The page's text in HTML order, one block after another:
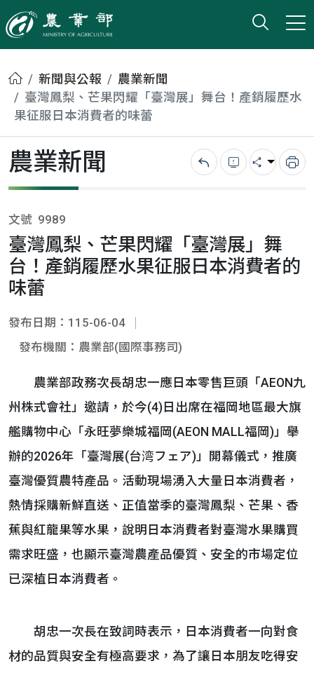
農業部
打開
小版
首頁新聞與公報
農業新聞
臺灣鳳梨、芒果閃耀「臺灣展」舞台！產銷履歷水
果征服日本消費者的味蕾
農業新聞 回上一頁錯誤回報
分享 列
文號 9989
臺灣鳳梨、芒果閃耀「臺灣展」舞
台！產銷履歷水果征服日本消費者的
味蕾
發布日期：115-06-04
發布機關：農業部(國際事務司)
農業部政務次長胡忠一應日本零售巨頭「AEON九
州株式會社」邀請，於今(4)日出席在福岡地區最大旗
艦購物中心「永旺夢樂城福岡(AEON MALL福岡)」舉
辦的2026年「臺灣展(台湾フェア)」開幕儀式，推廣
臺灣優質農特產品。活動現場湧入大量日本消費者，
熱情採購新鮮直送、正值當季的臺灣鳳梨、芒果、香
蕉與紅龍果等水果，說明日本消費者對臺灣水果購買
需求旺盛，也顯示臺灣農產品優質、安全的市場定位
已深植日本消費者。
胡忠一次長在致詞時表示，日本消費者一向對食
材的品質與安全有極高要求，為了讓日本朋友吃得安